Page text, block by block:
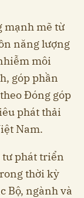
mạnh mẽ từ
năng lượng
môi
góp phần
Đóng góp
phát thải
Nam.
tư phát triển
thời kỳ
Bộ, ngành và